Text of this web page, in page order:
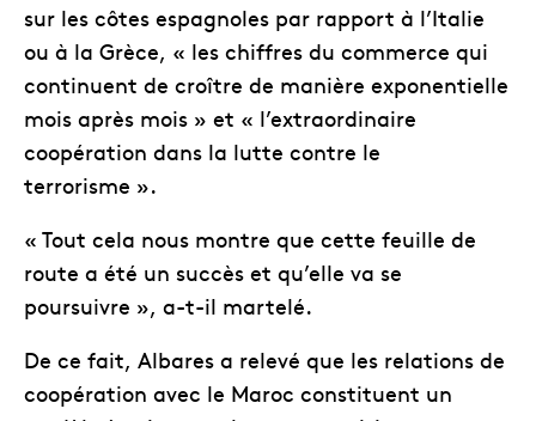
sur les côtes espagnoles par rapport à l’Italie
ou à la Grèce, « les chiffres du commerce qui
continuent de croître de manière exponentielle
mois après mois » et « l’extraordinaire
coopération dans la lutte contre le
terrorisme ».
« Tout cela nous montre que cette feuille de
route a été un succès et qu’elle va se
poursuivre », a-t-il martelé.
De ce fait, Albares a relevé que les relations de
coopération avec le Maroc constituent un